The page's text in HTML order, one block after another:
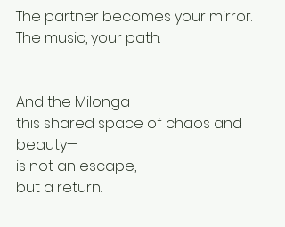
The partner becomes your mirror.
The music, your path.
And the Milonga—
this shared space of chaos and
beauty—
is not an escape,
but a return.